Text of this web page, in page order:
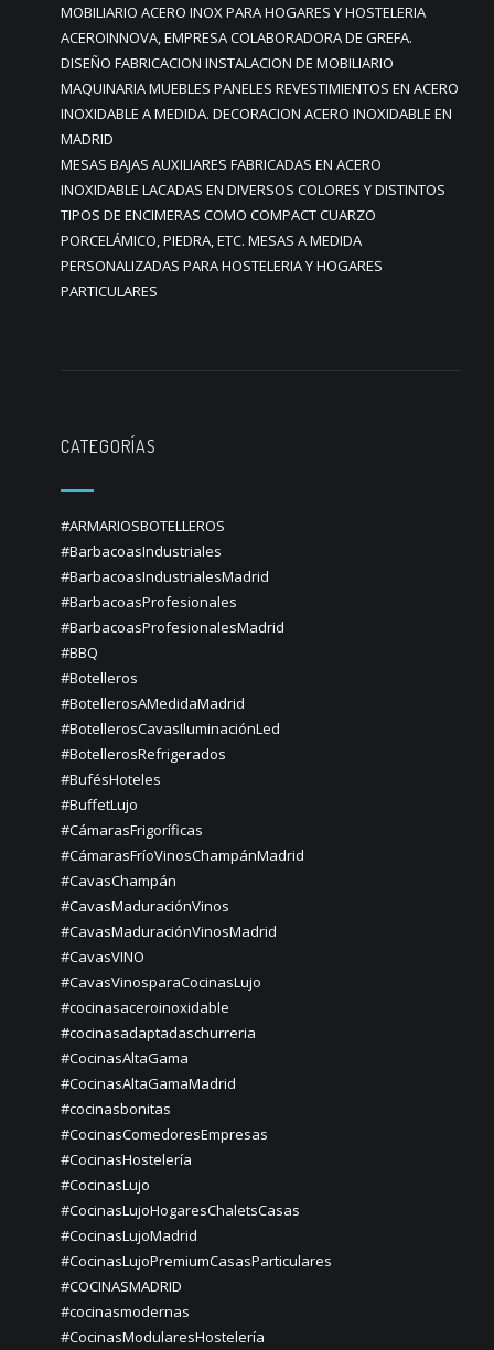
MOBILIARIO ACERO INOX PARA HOGARES Y HOSTELERIA
ACEROINNOVA, EMPRESA COLABORADORA DE GREFA.
DISEÑO FABRICACION INSTALACION DE MOBILIARIO
MAQUINARIA MUEBLES PANELES REVESTIMIENTOS EN ACERO
INOXIDABLE A MEDIDA. DECORACION ACERO INOXIDABLE EN
MADRID
MESAS BAJAS AUXILIARES FABRICADAS EN ACERO
INOXIDABLE LACADAS EN DIVERSOS COLORES Y DISTINTOS
TIPOS DE ENCIMERAS COMO COMPACT CUARZO
PORCELÁMICO, PIEDRA, ETC. MESAS A MEDIDA
PERSONALIZADAS PARA HOSTELERIA Y HOGARES
PARTICULARES
CATEGORÍAS
#ARMARIOSBOTELLEROS
#BarbacoasIndustriales
#BarbacoasIndustrialesMadrid
#BarbacoasProfesionales
#BarbacoasProfesionalesMadrid
#BBQ
#Botelleros
#BotellerosAMedidaMadrid
#BotellerosCavasIluminaciónLed
#BotellerosRefrigerados
#BufésHoteles
#BuffetLujo
#CámarasFrigoríficas
#CámarasFríoVinosChampánMadrid
#CavasChampán
#CavasMaduraciónVinos
#CavasMaduraciónVinosMadrid
#CavasVINO
#CavasVinosparaCocinasLujo
#cocinasaceroinoxidable
#cocinasadaptadaschurreria
#CocinasAltaGama
#CocinasAltaGamaMadrid
#cocinasbonitas
#CocinasComedoresEmpresas
#CocinasHostelería
#CocinasLujo
#CocinasLujoHogaresChaletsCasas
#CocinasLujoMadrid
#CocinasLujoPremiumCasasParticulares
#COCINASMADRID
#cocinasmodernas
#CocinasModularesHostelería